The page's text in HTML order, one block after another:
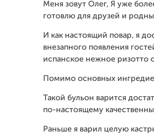
Меня зовут Олег, Я уже
готовлю для друзей и
И как настоящий повар, я
внезапного появления
испанское нежное ризотто
Помимо основных
Такой бульон варится
по-настоящему
Раньше я варил целую